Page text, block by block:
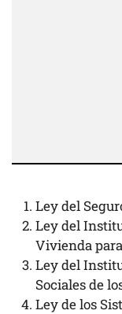
Ley del
Ley del
Vivienda
Ley del
Sociales de
Ley de los